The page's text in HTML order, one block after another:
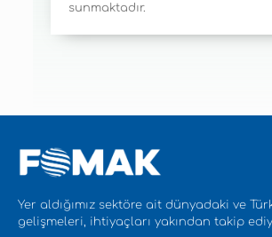
sunmaktadır.
Yer aldığımız sektöre ait dünyadaki ve
gelişmeleri, ihtiyaçları yakından takip